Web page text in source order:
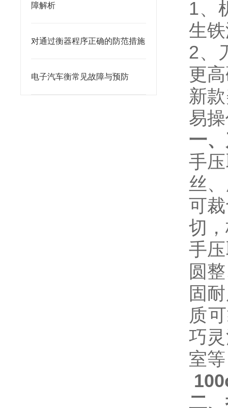
障解析
对通过衡器程序正确的防范措施
电子汽车衡常见故障与预防
1、
生
2、
更
新
易
一
手
丝
可
切
手
圆
固
质
巧
室
二